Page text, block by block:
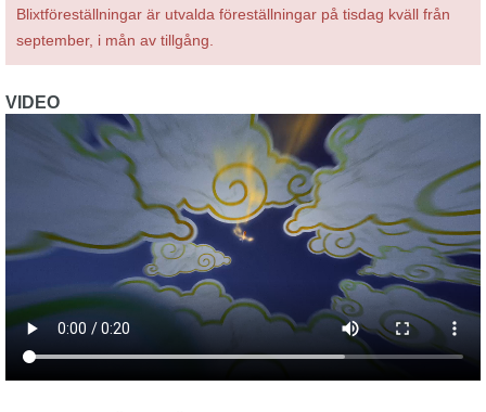
Blixtföreställningar är utvalda föreställningar på tisdag kväll från
september, i mån av tillgång.
VIDEO